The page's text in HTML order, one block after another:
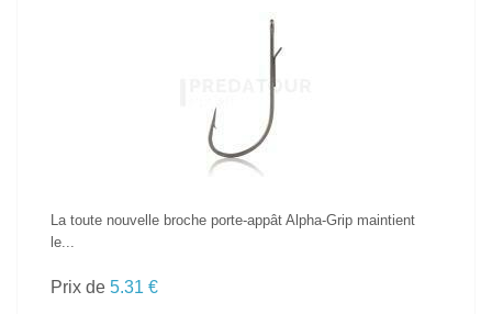
VOIR LE PRODUIT
La toute nouvelle broche porte-appât Alpha-Grip maintient
le...
Prix de 5.31 €